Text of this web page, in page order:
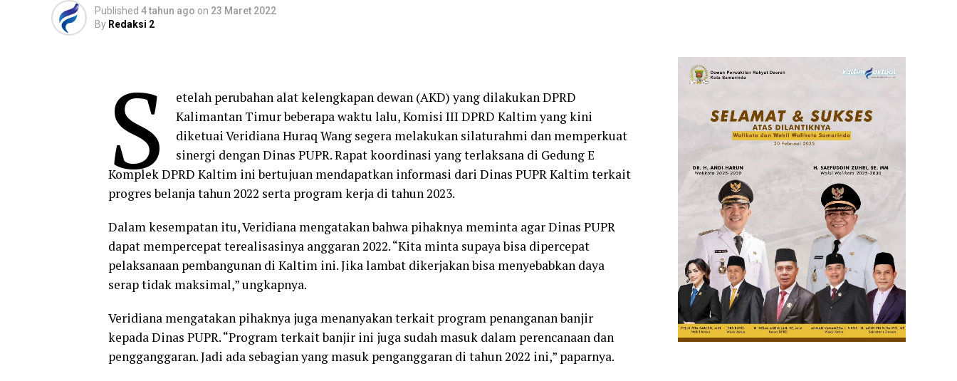
Published 4 tahun ago on 23 Maret 2022
By Redaksi 2
S
etelah perubahan alat kelengkapan dewan (AKD) yang dilakukan DPRD
Kalimantan Timur beberapa waktu lalu, Komisi III DPRD Kaltim yang kini
diketuai Veridiana Huraq Wang segera melakukan silaturahmi dan memperkuat
sinergi dengan Dinas PUPR. Rapat koordinasi yang terlaksana di Gedung E
Komplek DPRD Kaltim ini bertujuan mendapatkan informasi dari Dinas PUPR Kaltim terkait
progres belanja tahun 2022 serta program kerja di tahun 2023.
Dalam kesempatan itu, Veridiana mengatakan bahwa pihaknya meminta agar Dinas PUPR
dapat mempercepat terealisasinya anggaran 2022. “Kita minta supaya bisa dipercepat
pelaksanaan pembangunan di Kaltim ini. Jika lambat dikerjakan bisa menyebabkan daya
serap tidak maksimal,” ungkapnya.
Veridiana mengatakan pihaknya juga menanyakan terkait program penanganan banjir
kepada Dinas PUPR. “Program terkait banjir ini juga sudah masuk dalam perencanaan dan
pengganggaran. Jadi ada sebagian yang masuk penganggaran di tahun 2022 ini,” paparnya.